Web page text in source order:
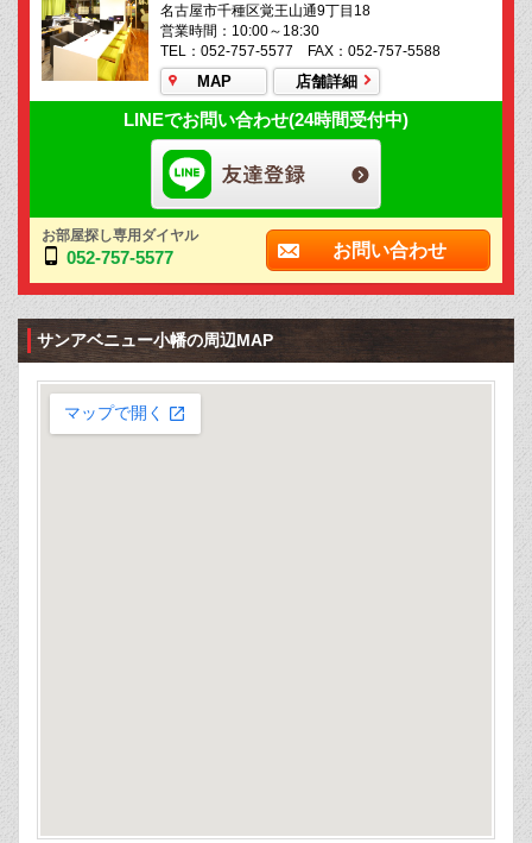
名古屋市千種区覚王山通9丁目18
営業時間：10:00～18:30
TEL：052-757-5577 FAX：052-757-5588
MAP 店舗詳細
LINEでお問い合わせ(24時間受付中)
お部屋探し専用ダイヤル
052-757-5577 お問い合わせ
サンアベニュー小幡の周辺MAP